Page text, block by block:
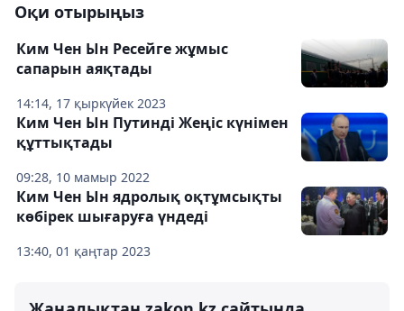
Оқи отырыңыз
14:14, 17 қыркүйек 2023
Ким Чен Ын Ресейге жұмыс
сапарын аяқтады
09:28, 10 мамыр 2022
Ким Чен Ын Путинді Жеңіс күнімен
құттықтады
13:40, 01 қаңтар 2023
Ким Чен Ын ядролық оқтұмсықты
көбірек шығаруға үндеді